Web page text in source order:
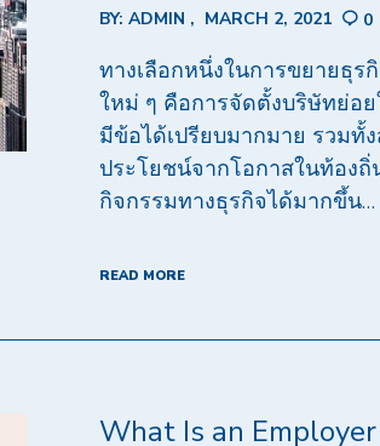
BY: ADMIN MARCH 2, 2021 0
ทางเลือกหนึ่งในการขยายธุร
ใหม่ ๆ คือการจัดตั้งบริษัทย่อย
มีข้อได้เปรียบมากมาย รวมทั้
ประโยชน์จากโอกาสในท้องถิ่
กิจกรรมทางธุรกิจได้มากขึ้น…
READ MORE
What Is an